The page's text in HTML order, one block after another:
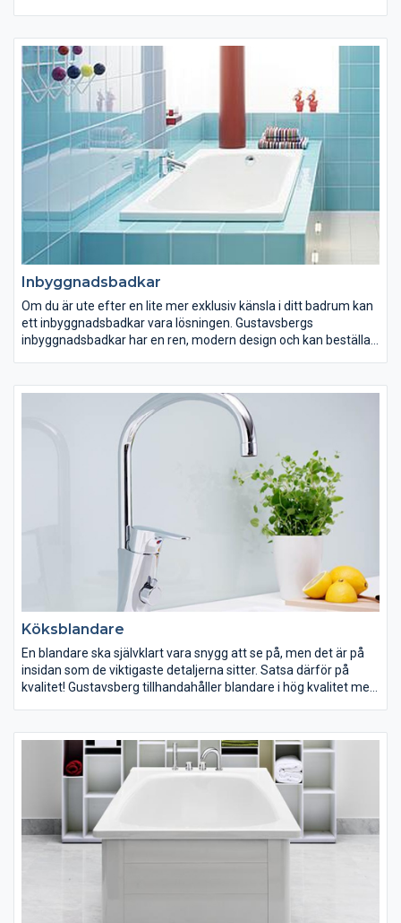
badrumsskåp!
Inbyggnadsbadkar
Om du är ute efter en lite mer exklusiv känsla i ditt badrum kan
ett inbyggnadsbadkar vara lösningen. Gustavsbergs
inbyggnadsbadkar har en ren, modern design och kan beställas
ytbehandling (Glazeplus) som hjälper till att skydda badkaret
mot smuts och kalkavlagringar.
Köksblandare
En blandare ska självklart vara snygg att se på, men det är på
insidan som de viktigaste detaljerna sitter. Satsa därför på
kvalitet! Gustavsberg tillhandahåller blandare i hög kvalitet med
Gustavsberg med Safe Touch-funktion som reglerar
vattentemperaturen och eliminerar skållningsrisken.
Gustavsberg erbjuder ett noga genomtänkt urval av blandare
som passar dig och dina önskemål oavsett vilken inredning du